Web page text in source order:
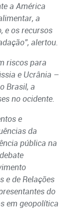
a América
a
e os recursos
alertou.
riscos para
e Ucrânia –
Brasil, a
no ocidente.
e
da
pública na
e de Relações
do
em geopolítica